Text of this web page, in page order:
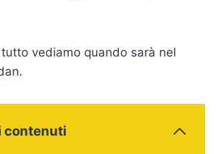
vediamo quando sarà nel
contenuti